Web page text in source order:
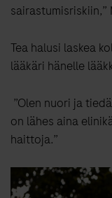
sairastumisriskiin,”
Tea halusi laskea
lääkäri hänelle
”Olen nuori ja
on lähes aina
haittoja.”